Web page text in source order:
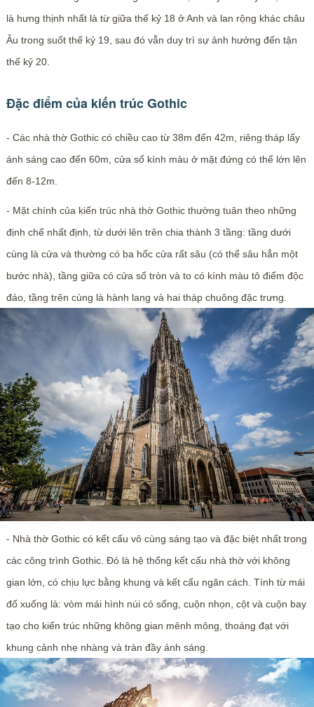
là hưng thịnh nhất là từ giữa thế kỷ 18 ở Anh và lan rộng khác châu
Âu trong suốt thế kỷ 19, sau đó vẫn duy trì sự ảnh hưởng đến tận
thế kỷ 20.
Đặc điểm của kiến trúc Gothic
- Các nhà thờ Gothic có chiều cao từ 38m đến 42m, riêng tháp lấy
ánh sáng cao đến 60m, cửa sổ kính màu ở mặt đứng có thể lớn lên
đến 8-12m.
- Mặt chính của kiến trúc nhà thờ Gothic thường tuân theo những
định chế nhất định, từ dưới lên trên chia thành 3 tầng: tầng dưới
cùng là cửa và thường có ba hốc cửa rất sâu (có thể sâu hẳn một
bước nhà), tầng giữa có cửa sổ tròn và to có kính màu tô điểm độc
đáo, tầng trên cùng là hành lang và hai tháp chuông đặc trưng.
- Nhà thờ Gothic có kết cấu vô cùng sáng tạo và đặc biệt nhất trong
các công trình Gothic. Đó là hệ thống kết cấu nhà thờ với không
gian lớn, có chịu lực bằng khung và kết cấu ngăn cách. Tính từ mái
đổ xuống là: vòm mái hình núi có sống, cuộn nhọn, cột và cuộn bay
tạo cho kiến trúc những không gian mênh mông, thoáng đạt với
khung cảnh nhẹ nhàng và tràn đầy ánh sáng.